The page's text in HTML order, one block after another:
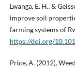
Lwanga, E. H., &
improve soil
farming systems of
https://doi.org/
Price, A. (2012).